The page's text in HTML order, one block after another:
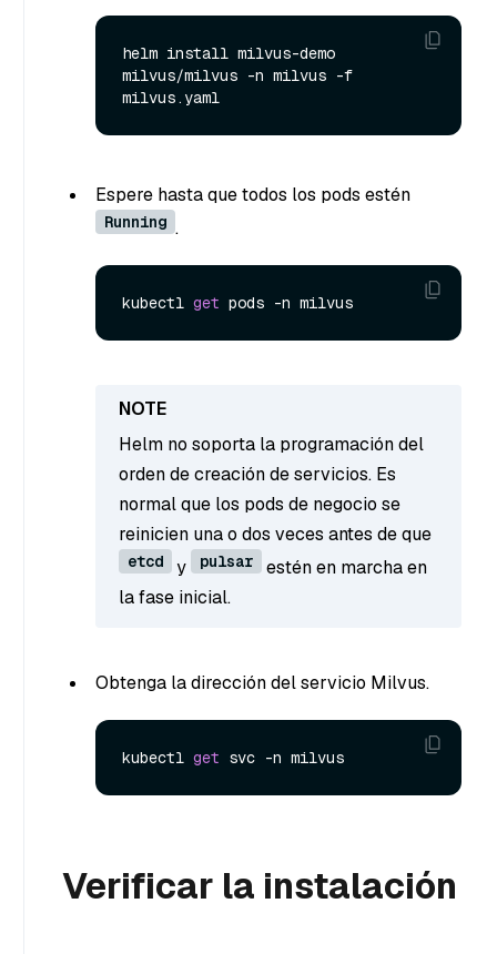
helm install milvus-demo
milvus/milvus -n milvus -f
Espere hasta que todos los pods estén
Running .
kubectl get
Helm no soporta la programación del
orden de creación de servicios. Es
normal que los pods de negocio se
reinicien una o dos veces antes de que
etcd y pulsar
estén en marcha en
la fase inicial.
Obtenga la dirección del servicio Milvus.
kubectl get
Verificar la instalación